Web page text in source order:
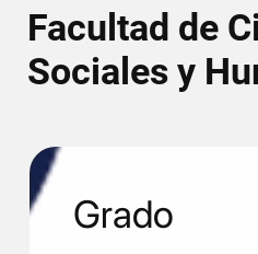
Facultad de
Sociales y
Grado